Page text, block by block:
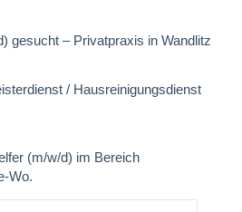
gesucht – Privatpraxis in Wandlitz
/ Hausreinigungsdienst
(m/w/d) im Bereich
Wo.